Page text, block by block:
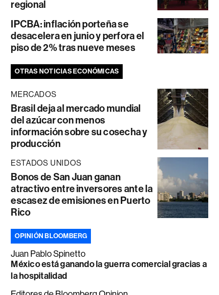
regional
IPCBA: inflación porteña se
desacelera en junio y perfora el
piso de 2% tras nueve meses
OTRAS NOTICIAS ECONÓMICAS
MERCADOS
Brasil deja al mercado mundial
del azúcar con menos
información sobre su cosecha y
producción
ESTADOS UNIDOS
Bonos de San Juan ganan
atractivo entre inversores ante la
escasez de emisiones en Puerto
Rico
OPINIÓN BLOOMBERG
Juan Pablo Spinetto
México está ganando la guerra comercial gracias a
la hospitalidad